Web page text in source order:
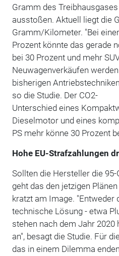
Gramm des
ausstoßen. Aktuell liegt die
Gramm/Kilometer. "Bei
Prozent könnte das gerade
bei 30 Prozent und mehr
Neuwagenverkäufen
bisherigen
so die Studie. Der CO2-
Unterschied eines
Dieselmotor und eines
PS mehr könne 30 Prozent
Hohe EU-Strafzahlungen
Sollten die Hersteller die
geht das den jetzigen
kratzt am Image. "Entweder
technische Lösung - etwa
stehen nach dem Jahr 2020
an", besagt die Studie. Für
das in einem Dilemma